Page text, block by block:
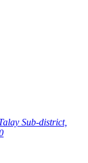
Sub-district,